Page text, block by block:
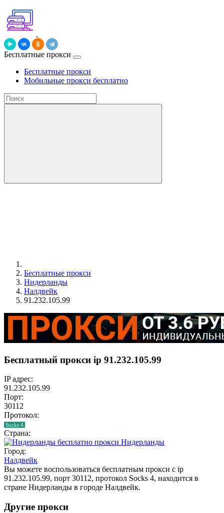
Бесплатные прокси
Бесплатные прокси
Мобильные прокси бесплатно
Бесплатные прокси
Нидерланды
Налдвейк
91.232.105.99
Бесплатный прокси ip 91.232.105.99
IP адрес:
91.232.105.99
Порт:
30112
Протокол:
Socks 4
Страна:
Нидерланды
Город:
Налдвейк
Вы можете воспользоваться бесплатным прокси с ip
91.232.105.99, порт 30112, протокол Socks 4, находится в
стране Нидерланды в городе Налдвейк.
Другие прокси